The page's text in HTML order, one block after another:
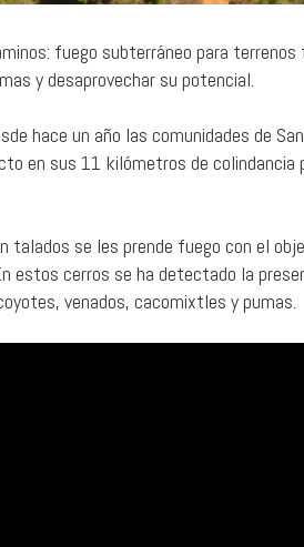
fuego subterráneo para
y desaprovechar su potencial.
hace un año las comunidades de
en sus 11 kilómetros de
talados se les prende fuego con el
estos cerros se ha detectado la
venados, cacomixtles y pumas.